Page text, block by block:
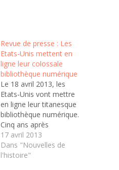
Revue de presse : Les
Etats-Unis mettent en
ligne leur colossale
bibliothèque numérique
Le 18 avril 2013, les
Etats-Unis vont mettre
en ligne leur titanesque
bibliothèque numérique.
Cinq ans après
"Europeana", la
bibliothèque numérique
européenne, la Digital
17 avril 2013
Dans "Nouvelles de
l'histoire"